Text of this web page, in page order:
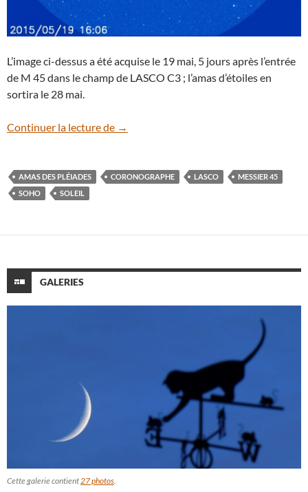
L’image ci-dessus a été acquise le 19 mai, 5 jours après l’entrée
de M 45 dans le champ de LASCO C3 ; l’amas d’étoiles en
sortira le 28 mai.
Continuer la lecture de Le coronographe de SOHO dévoile
→
AMAS DES PLÉIADES CORONOGRAPHE LASCO
MESSIER 45
SOHO
SOLEIL
GALERIES
Cette galerie contient 27 photos